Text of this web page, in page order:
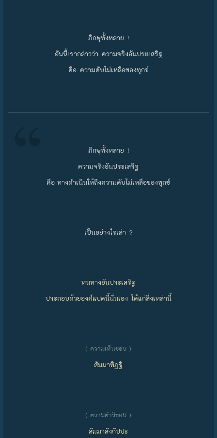
ภิกษุทั้งหลาย !
อันนี้เรากล่าวว่า ความจริงอันประเสริฐ
คือ ความดับไม่เหลือของทุกข์
ภิกษุทั้งหลาย !
ความจริงอันประเสริฐ
คือ ทางดำเนินให้ถึงความดับไม่เหลือของทุกข์
เป็นอย่างไรเล่า ?
หนทางอันประเสริฐ
ประกอบด้วยองค์แปดนี้นั่นเอง ได้แก่สิ่งเหล่านี้
( ความเห็นชอบ )
สัมมาทิฏฐิ
( ความดำริชอบ )
สัมมาสังกัปปะ